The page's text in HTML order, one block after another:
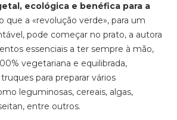
ecológica e benéfica para a
que a «revolução verde», para um
pode começar no prato, a autora
essenciais a ter sempre à mão,
vegetariana e equilibrada,
para preparar vários
leguminosas, cereais, algas,
entre outros.